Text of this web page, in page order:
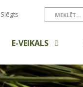
E-VEIKALS